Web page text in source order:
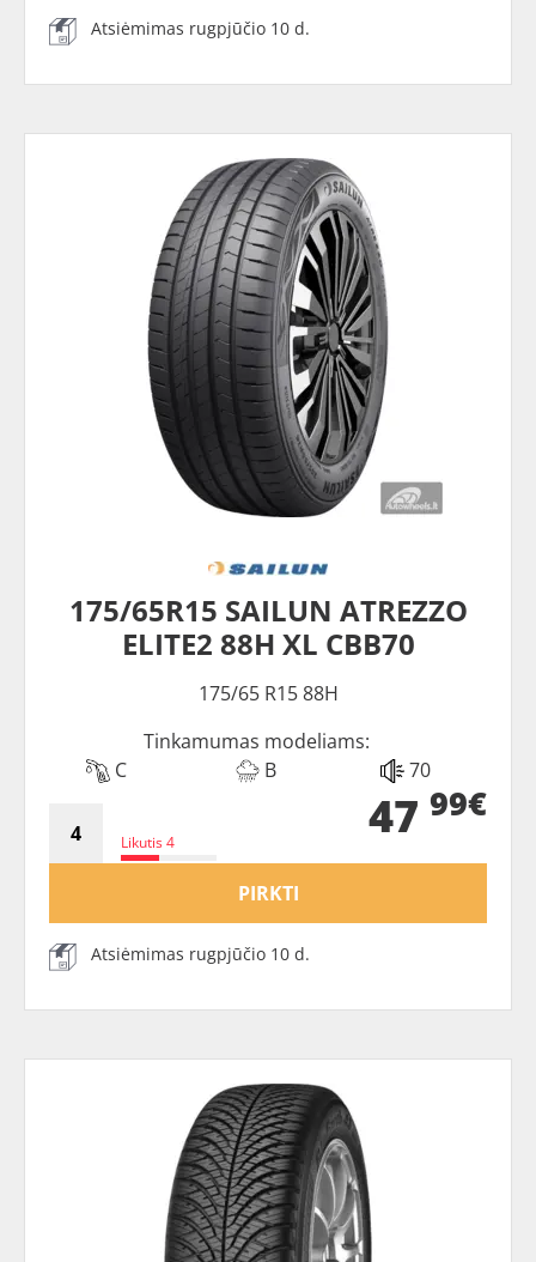
Atsiėmimas rugpjūčio 10 d.
175/65R15 SAILUN ATREZZO
ELITE2 88H XL CBB70
175/65 R15 88H
Tinkamumas modeliams:
C
B 70
Likutis 4 47 99€
PIRKTI
Atsiėmimas rugpjūčio 10 d.